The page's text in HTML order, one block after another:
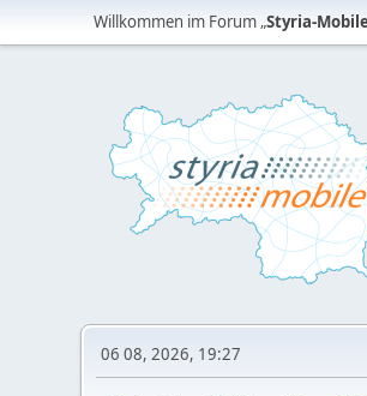
Willkommen im Forum „Styria-
06 08, 2026, 19:27